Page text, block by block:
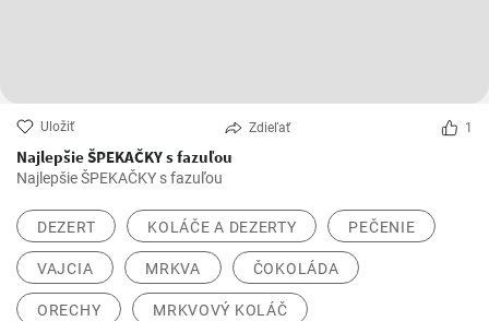
Uložiť Zdieľať 1
Najlepšie ŠPEKAČKY s fazuľou
Najlepšie ŠPEKAČKY s fazuľou
DEZERT KOLÁČE A DEZERTY PEČENIE
VAJCIA MRKVA ČOKOLÁDA
ORECHY MRKVOVÝ KOLÁČ